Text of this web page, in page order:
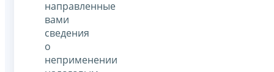
направленные
вами
сведения
о
неприменении